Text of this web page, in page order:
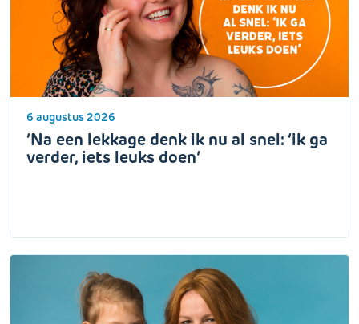
6 augustus 2026
‘Na een lekkage denk ik nu al snel: ‘ik ga
verder, iets leuks doen’